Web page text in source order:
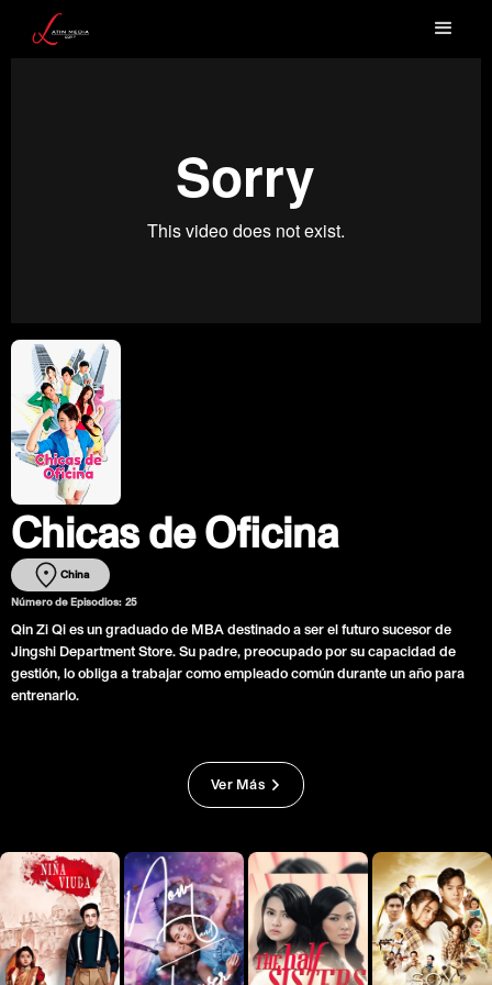
Chicas de Oficina
China
Número de Episodios: 25
Qin Zi Qi es un graduado de MBA destinado a ser el futuro sucesor de
Jingshi Department Store. Su padre, preocupado por su capacidad de
gestión, lo obliga a trabajar como empleado común durante un año para
entrenarlo.
Ver Más